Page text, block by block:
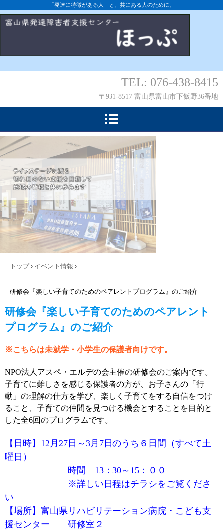
「発達に特徴がある人」と、共にある人のために。
TEL: 076-438-8415
〒931-8517 富山県富山市下飯野36番地
トップ › イベント情報 ›
研修会『楽しい子育てのためのペアレントプログラム』のご紹介
研修会『楽しい子育てのためのペアレント
プログラム』のご紹介
※こちらは未就学・小学生の保護者向けです。
NPO法人アスペ・エルデの会主催の研修会のご案内です。
子育てに難しさを感じる保護者の方が、お子さんの「行
動」の理解の仕方を学び、楽しく子育てをする自信をつけ
ること、子育ての仲間を見つける機会とすることを目的と
した全6回のプログラムです。
【日時】12月27日～3月7日のうち６日間（すべて土
曜日）
時間 13：30～15：００
※詳しい日程はチラシをご覧くださ
い
【場所】富山県リハビリテーション病院・こども支
援センター 研修室２